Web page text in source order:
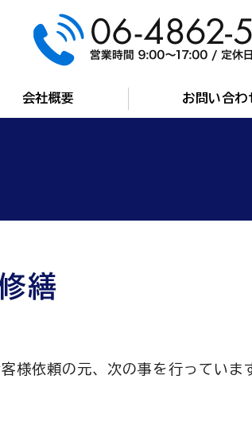
カキダイ）｜産業機械
会社概要 お問い合わ
繕
様依頼の元、次の事を行っていま